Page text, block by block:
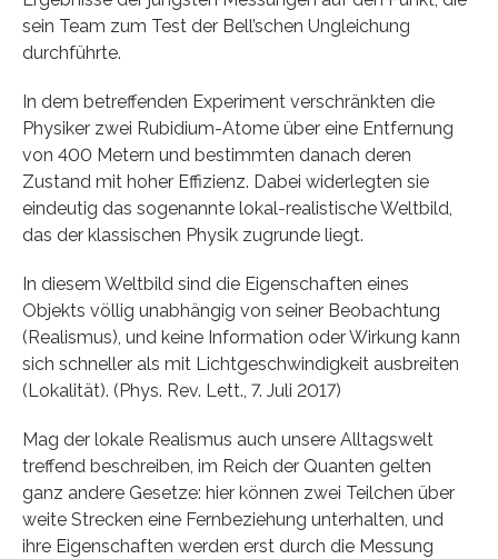
sein Team zum Test der Bell’schen Ungleichung
durchführte.
In dem betreffenden Experiment verschränkten die
Physiker zwei Rubidium-Atome über eine Entfernung
von 400 Metern und bestimmten danach deren
Zustand mit hoher Effizienz. Dabei widerlegten sie
eindeutig das sogenannte lokal-realistische Weltbild,
das der klassischen Physik zugrunde liegt.
In diesem Weltbild sind die Eigenschaften eines
Objekts völlig unabhängig von seiner Beobachtung
(Realismus), und keine Information oder Wirkung kann
sich schneller als mit Lichtgeschwindigkeit ausbreiten
(Lokalität). (Phys. Rev. Lett., 7. Juli 2017)
Mag der lokale Realismus auch unsere Alltagswelt
treffend beschreiben, im Reich der Quanten gelten
ganz andere Gesetze: hier können zwei Teilchen über
weite Strecken eine Fernbeziehung unterhalten, und
ihre Eigenschaften werden erst durch die Messung